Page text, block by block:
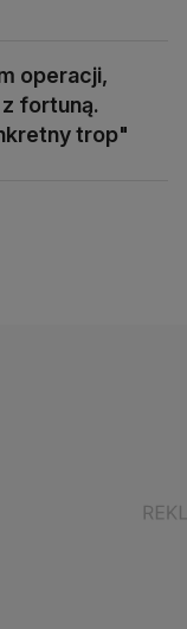
operacji,
z fortuną.
trop"